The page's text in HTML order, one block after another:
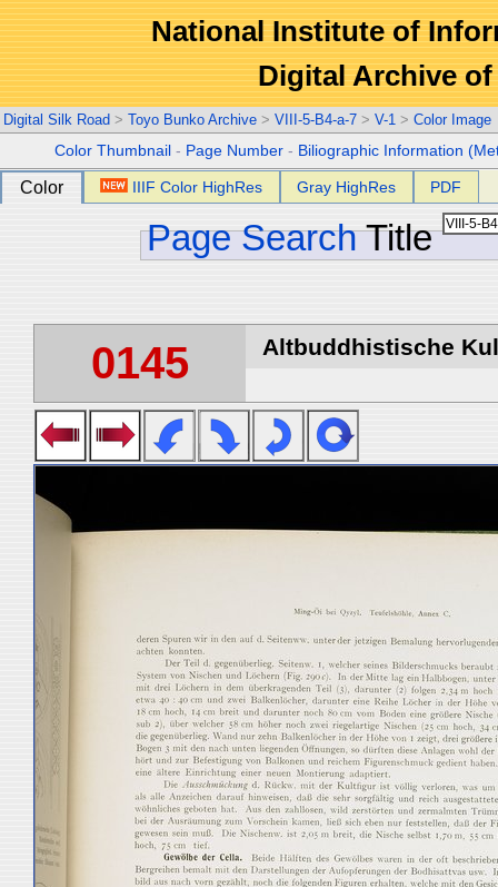
National Institute of
Digital Archive
Digital Silk Road > Toyo Bunko Archive > VIII-5-B4-a-7 > V-1 > Color Image
Color Thumbnail - Page Number - Biliographic Information
Color IIIF Color HighRes Gray HighRes PDF
Page Search Title
0145 Altbuddhistische